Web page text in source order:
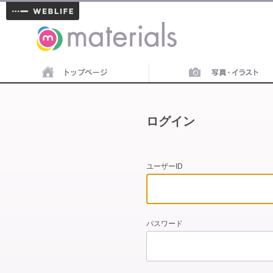
materials
ログイン
ユーザーID
パスワード